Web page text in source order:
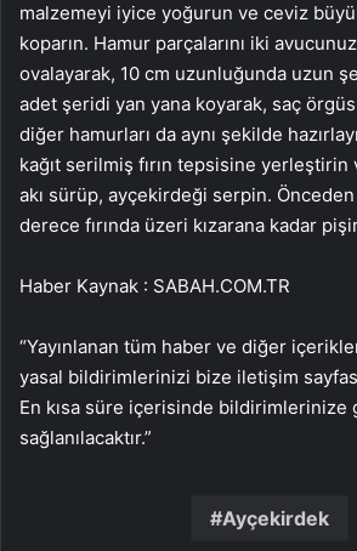
malzemeyi iyice yoğurun ve ceviz
koparın. Hamur parçalarını iki
ovalayarak, 10 cm uzunluğunda uzun
adet şeridi yan yana koyarak, saç
diğer hamurları da aynı şekilde
kağıt serilmiş fırın tepsisine
akı sürüp, ayçekirdeği serpin. Önceden
derece fırında üzeri kızarana kadar
Haber Kaynak : SABAH.COM.TR
“Yayınlanan tüm haber ve diğer
yasal bildirimlerinizi bize iletişim
En kısa süre içerisinde bildirimlerinize
sağlanılacaktır.”
Ayçekirdek